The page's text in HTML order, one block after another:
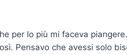
per lo più mi faceva
Pensavo che avessi solo